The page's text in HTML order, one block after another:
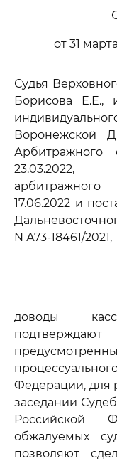
от 31
Судья
Борисова Е.Е.,
Воронежской
Арбитражного
23.03.2022,
17.06.2022 и
N А73-18461/2021,
доводы
Федерации, для
заседании
Российской
обжалуемых
позволяют